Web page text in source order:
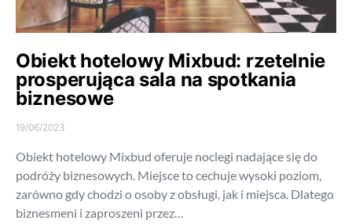
Obiekt hotelowy Mixbud: rzetelnie
prosperująca sala na spotkania
biznesowe
19/06/2023
Obiekt hotelowy Mixbud oferuje noclegi nadające się do
podróży biznesowych. Miejsce to cechuje wysoki poziom,
zarówno gdy chodzi o osoby z obsługi, jak i miejsca. Dlatego
biznesmeni i zaproszeni przez…